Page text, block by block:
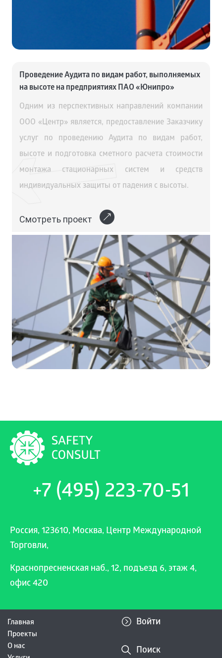
Проведение Аудита по видам работ, выполняемых
на высоте на предприятиях ПАО «Юнипро»
Одним из перспективных направлений компании
ООО «Центр» является, предоставление Заказчику
услуг по проведению Аудита по видам работ,
высоте и подготовка сметного расчета стоимости
монтажа стационарных систем и средств
индивидуальных защиты от падения с высоты.
Смотреть проект
+7 (495) 223-70-51
Россия, 123610, Москва, Центр Международной
Торговли,
Краснопресненская наб., 12, подъезд 6, этаж 4,
офис 420
Главная
Проекты
О нас
Войти
Поиск